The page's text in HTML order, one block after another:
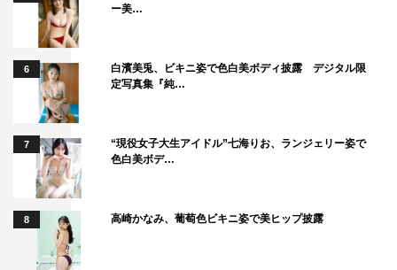
ー美…
6
白濱美兎、ビキニ姿で色白美ボディ披露 デジタル限
定写真集『純…
7
“現役女子大生アイドル”七海りお、ランジェリー姿で
色白美ボデ…
8 高崎かなみ、葡萄色ビキニ姿で美ヒップ披露